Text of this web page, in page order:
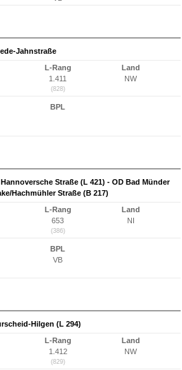
Jahnstraße
L-Rang
1.411
(828)
Land
NW
BPL
Straße (L 421) - OD Bad Münder
Hachmühler Straße (B 217)
L-Rang
653
(386)
Land
NI
BPL
VB
Hilgen (L 294)
L-Rang
1.412
(829)
Land
NW